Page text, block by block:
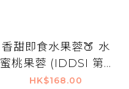
香甜即食水果蓉🍑 水
蜜桃果蓉 (IDDSI 第4
級) 6盒裝
HK$168.00